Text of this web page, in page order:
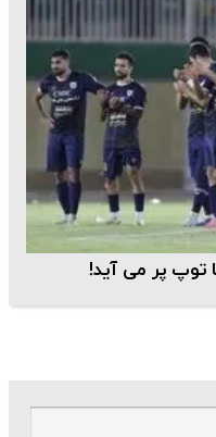
توپ پر می آید!